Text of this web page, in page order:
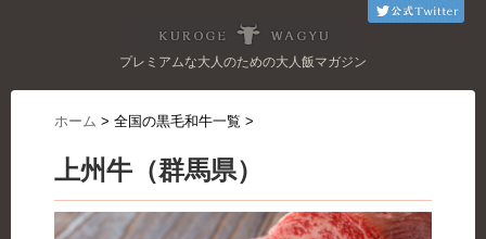
プレミアムな大人のための大人飯マガジン
ホーム > 全国の黒毛和牛一覧 >
上州牛（群馬県）